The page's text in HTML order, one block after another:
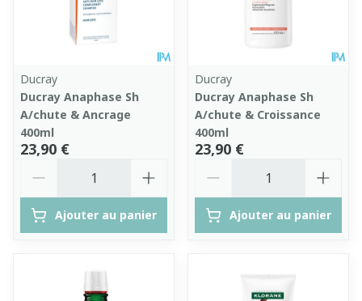
Ducray
Ducray Anaphase Sh
A/chute & Ancrage
400ml
23,90 €
Ajouter au panier
Ducray
Ducray Anaphase Sh
A/chute & Croissance
400ml
23,90 €
Ajouter au panier